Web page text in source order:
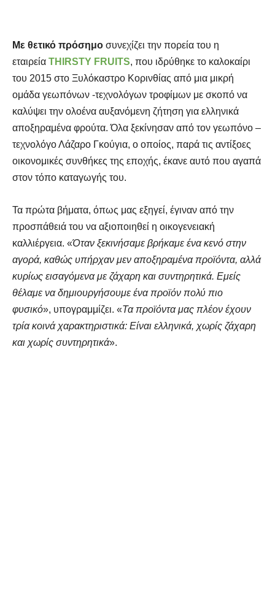
Με θετικό πρόσημο συνεχίζει την πορεία του η
εταιρεία THIRSTY FRUITS, που ιδρύθηκε το καλοκαίρι
του 2015 στο Ξυλόκαστρο Κορινθίας από μια μικρή
ομάδα γεωπόνων -τεχνολόγων τροφίμων με σκοπό να
καλύψει την ολοένα αυξανόμενη ζήτηση για ελληνικά
αποξηραμένα φρούτα. Όλα ξεκίνησαν από τον γεωπόνο –
τεχνολόγο Λάζαρο Γκούγια, ο οποίος, παρά τις αντίξοες
οικονομικές συνθήκες της εποχής, έκανε αυτό που αγαπά
στον τόπο καταγωγής του.
Τα πρώτα βήματα, όπως μας εξηγεί, έγιναν από την
προσπάθειά του να αξιοποιηθεί η οικογενειακή
καλλιέργεια. «Όταν ξεκινήσαμε βρήκαμε ένα κενό στην
αγορά, καθώς υπήρχαν μεν αποξηραμένα προϊόντα, αλλά
κυρίως εισαγόμενα με ζάχαρη και συντηρητικά. Εμείς
θέλαμε να δημιουργήσουμε ένα προϊόν πολύ πιο
φυσικό», υπογραμμίζει. «Τα προϊόντα μας πλέον έχουν
τρία κοινά χαρακτηριστικά: Είναι ελληνικά, χωρίς ζάχαρη
και χωρίς συντηρητικά».